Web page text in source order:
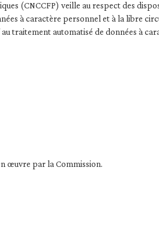
(CNCCFP) veille au respect des
à caractère personnel et à la libre
traitement automatisé de données à
œuvre par la Commission.